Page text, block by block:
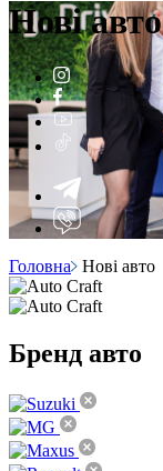
Нові авто
Головна Нові авто
Бренд авто